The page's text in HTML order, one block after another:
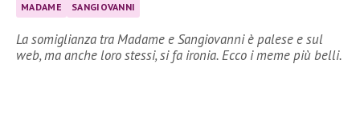
MADAME SANGIOVANNI
La somiglianza tra Madame e Sangiovanni è palese e sul
web, ma anche loro stessi, si fa ironia. Ecco i meme più belli.